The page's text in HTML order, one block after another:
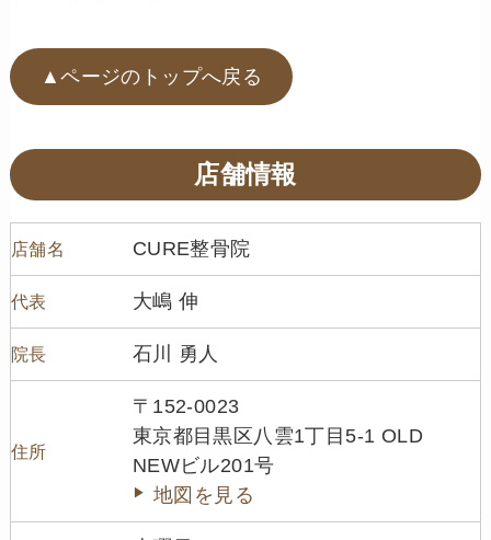
▲ページのトップへ戻る
店舗情報
店舗名 CURE整骨院
代表 大嶋 伸
院長 石川 勇人
住所
〒152-0023
東京都目黒区八雲1丁目5-1 OLD
NEWビル201号
地図を見る